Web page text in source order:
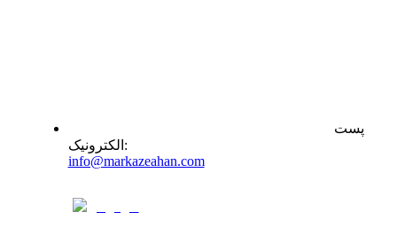
پست
الکترونیک :
info@markazeahan.com